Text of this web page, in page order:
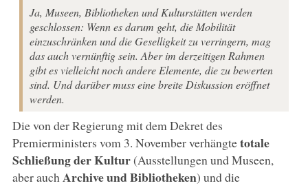
Ja, Museen, Bibliotheken und Kulturstätten werden
geschlossen: Wenn es darum geht, die Mobilität
einzuschränken und die Geselligkeit zu verringern, mag
das auch vernünftig sein. Aber im derzeitigen Rahmen
gibt es vielleicht noch andere Elemente, die zu bewerten
sind. Und darüber muss eine breite Diskussion eröffnet
werden.
Die von der Regierung mit dem Dekret des
Premierministers vom 3. November verhängtetotale
Schließung der Kultur(Ausstellungen und Museen,
aber auch Archive und Bibliotheken) und die